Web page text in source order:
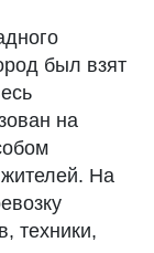
был взят
на
На
техники,